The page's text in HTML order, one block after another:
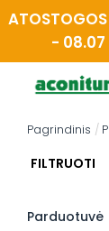
Skip
to
-
Pagrindinis /
FILTRUOTI
Parduotuvė